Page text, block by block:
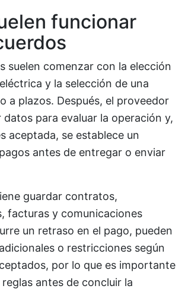
funcionar
suelen comenzar con la elección
y la selección de una
a plazos. Después, el proveedor
datos para evaluar la operación y,
aceptada, se establece un
antes de entregar o enviar
guardar contratos,
facturas y comunicaciones
un retraso en el pago, pueden
o restricciones según
por lo que es importante
antes de concluir la